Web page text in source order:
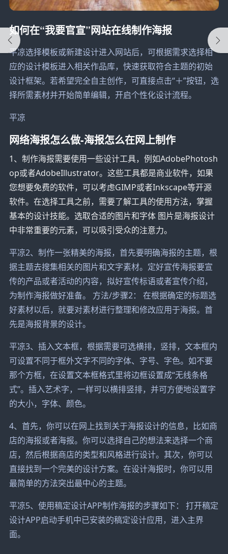
如何在“我要官宣”网站在线制作海报
平凉选择模板或新建设计进入网站后，可根据需求选择相
应的设计模板进入相关作品库，快速获取符合主题的初始
设计框架。若希望完全自主创作，可直接点击“＋”按钮，选
择所需素材并开始简单编辑，开启个性化设计流程。
平凉
网络海报怎么做-海报怎么在网上制作
1、制作海报需要使用一些设计工具，例如AdobePhotosh
op或者AdobeIllustrator。这些工具都是商业软件，如果
您想要免费的软件，可以考虑GIMP或者Inkscape等开源
软件。在选择工具之前，需要了解工具的使用方法，掌握
基本的设计技能。选取合适的图片和字体 图片是海报设计
中非常重要的元素，可以吸引受众的注意力。
平凉2、制作一张精美的海报，首先要明确海报的主题，根
据主题去搜集相关的图片和文字素材。定好宣传海报要宣
传的产品或者活动的内容，拟好宣传标语或者宣传介绍，
为制作海报做好准备。 方法/步骤2： 在根据确定的标题选
好素材以后，就要对素材进行整理和修改应用于海报。首
先是海报背景的设计。
平凉3、插入文本框，根据需要可选横排，竖排，文本框内
可设置不同于框外文字不同的字体、字号、字色。如不要
那个方框，在设置文本框格式里将边框设置成“无线条格
式”。插入艺术字，一样可以横排竖排，并可方便地设置字
的大小，字体、颜色。
4、首先，你可以在网上找到关于海报设计的信息，比如商
店的海报或者海报。你可以选择自己的想法来选择一个商
店，然后根据商店的类型和风格进行设计。其次，你可以
直接找到一个完美的设计方案。在设计海报时，你可以用
最简单的方法突出最中心的主题。
平凉5、使用稿定设计APP制作海报的步骤如下： 打开稿定
设计APP启动手机中已安装的稿定设计应用，进入主界
面。